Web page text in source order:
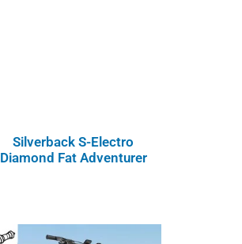
Silverback S-Electro
Diamond Fat Adventurer